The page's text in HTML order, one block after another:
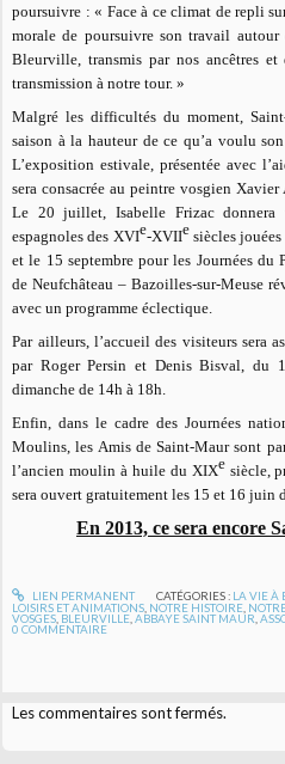
poursuivre : « Face à ce climat de repli
morale de poursuivre son travail
Bleurville, transmis par nos ancêtres
transmission à notre tour. »
Malgré les difficultés du moment,
saison à la hauteur de ce qu’a voulu
L’exposition estivale, présentée avec
sera consacrée au peintre vosgien
Le 20 juillet, Isabelle Frizac donnera
espagnoles des XVIe-XVIIesiècles jouées
et le 15 septembre pour les Journées du
de Neufchâteau – Bazoilles-sur-Meuse
avec un programme éclectique.
Par ailleurs, l’accueil des visiteurs sera
par Roger Persin et Denis Bisval, du 1
dimanche de 14h à 18h.
Enfin, dans le cadre des Journées
Moulins, les Amis de Saint-Maur sont
l’ancien moulin à huile du XIXesiècle,
sera ouvert gratuitement les 15 et 16 juin
En 2013, ce sera encore
LIEN PERMANENT CATÉGORIES : LA VIE À
LOISIRS ET ANIMATIONS NOTRE HISTOIRE
VOSGES BLEURVILLE ,ABBAYE SAINT MAUR ,
0 COMMENTAIRE
Les commentaires sont fermés.